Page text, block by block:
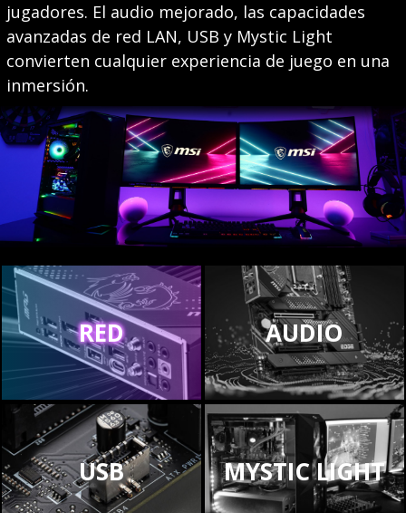
jugadores. El audio mejorado, las capacidades
avanzadas de red LAN, USB y Mystic Light
convierten cualquier experiencia de juego en una
inmersión.
RED AUDIO
USB MYSTIC LIGHT